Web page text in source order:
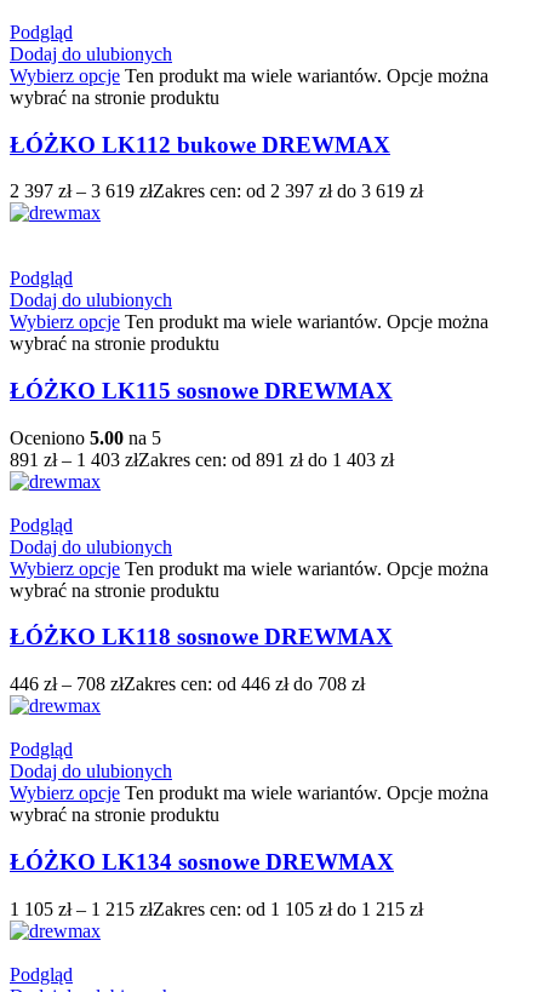
Podgląd
Dodaj do ulubionych
Wybierz opcje Ten produkt ma wiele wariantów. Opcje można
wybrać na stronie produktu
ŁÓŻKO LK112 bukowe DREWMAX
2 397 zł – 3 619 złZakres cen: od 2 397 zł do 3 619 zł
Podgląd
Dodaj do ulubionych
Wybierz opcje Ten produkt ma wiele wariantów. Opcje można
wybrać na stronie produktu
ŁÓŻKO LK115 sosnowe DREWMAX
Oceniono 5.00 na 5
891 zł – 1 403 złZakres cen: od 891 zł do 1 403 zł
Podgląd
Dodaj do ulubionych
Wybierz opcje Ten produkt ma wiele wariantów. Opcje można
wybrać na stronie produktu
ŁÓŻKO LK118 sosnowe DREWMAX
446 zł – 708 złZakres cen: od 446 zł do 708 zł
Podgląd
Dodaj do ulubionych
Wybierz opcje Ten produkt ma wiele wariantów. Opcje można
wybrać na stronie produktu
ŁÓŻKO LK134 sosnowe DREWMAX
1 105 zł – 1 215 złZakres cen: od 1 105 zł do 1 215 zł
Podgląd